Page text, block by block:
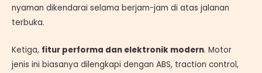
nyaman dikendarai selama berjam-jam di atas jalanan
terbuka.
Ketiga, fitur performa dan elektronik modern. Motor
jenis ini biasanya dilengkapi dengan ABS, traction control,